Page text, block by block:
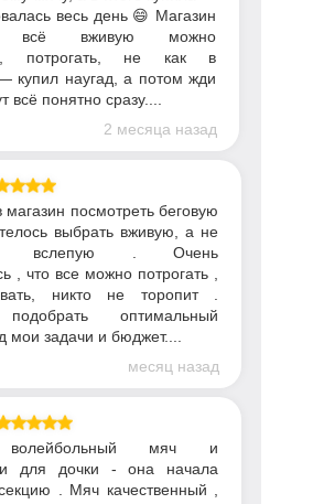
весь день 😄 Магазин
всё вживую можно
потрогать, не как в
купил наугад, а потом жди
всё понятно сразу....
2 месяца назад
посмотреть беговую
выбрать вживую, а не
вслепую . Очень
, что все можно потрогать ,
никто не торопит .
оптимальный
мои задачи и бюджет....
месяц назад
волейбольный мяч и
для дочки - она начала
. Мяч качественный ,